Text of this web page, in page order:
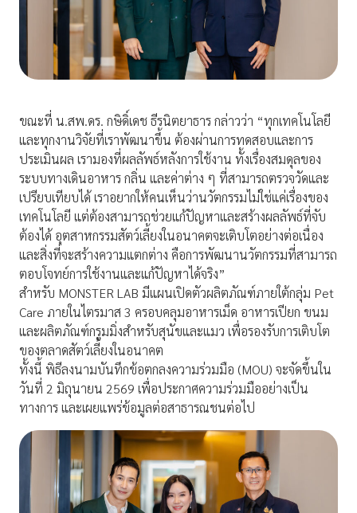
ขณะที่ น.สพ.ดร. กษิดิ์เดช ธีรนิตยาธาร กล่าวว่า “ทุกเทคโนโลยี
และทุกงานวิจัยที่เราพัฒนาขึ้น ต้องผ่านการทดสอบและการ
ประเมินผล เรามองที่ผลลัพธ์หลังการใช้งาน ทั้งเรื่องสมดุลของ
ระบบทางเดินอาหาร กลิ่น และค่าต่าง ๆ ที่สามารถตรวจวัดและ
เปรียบเทียบได้ เราอยากให้คนเห็นว่านวัตกรรมไม่ใช่แค่เรื่องของ
เทคโนโลยี แต่ต้องสามารถช่วยแก้ปัญหาและสร้างผลลัพธ์ที่จับ
ต้องได้ อุตสาหกรรมสัตว์เลี้ยงในอนาคตจะเติบโตอย่างต่อเนื่อง
และสิ่งที่จะสร้างความแตกต่าง คือการพัฒนานวัตกรรมที่สามารถ
ตอบโจทย์การใช้งานและแก้ปัญหาได้จริง”
สำหรับ MONSTER LAB มีแผนเปิดตัวผลิตภัณฑ์ภายใต้กลุ่ม Pet
Care ภายในไตรมาส 3 ครอบคลุมอาหารเม็ด อาหารเปียก ขนม
และผลิตภัณฑ์กรูมมิ่งสำหรับสุนัขและแมว เพื่อรองรับการเติบโต
ของตลาดสัตว์เลี้ยงในอนาคต
ทั้งนี้ พิธีลงนามบันทึกข้อตกลงความร่วมมือ (MOU) จะจัดขึ้นใน
วันที่ 2 มิถุนายน 2569 เพื่อประกาศความร่วมมืออย่างเป็น
ทางการ และเผยแพร่ข้อมูลต่อสาธารณชนต่อไป